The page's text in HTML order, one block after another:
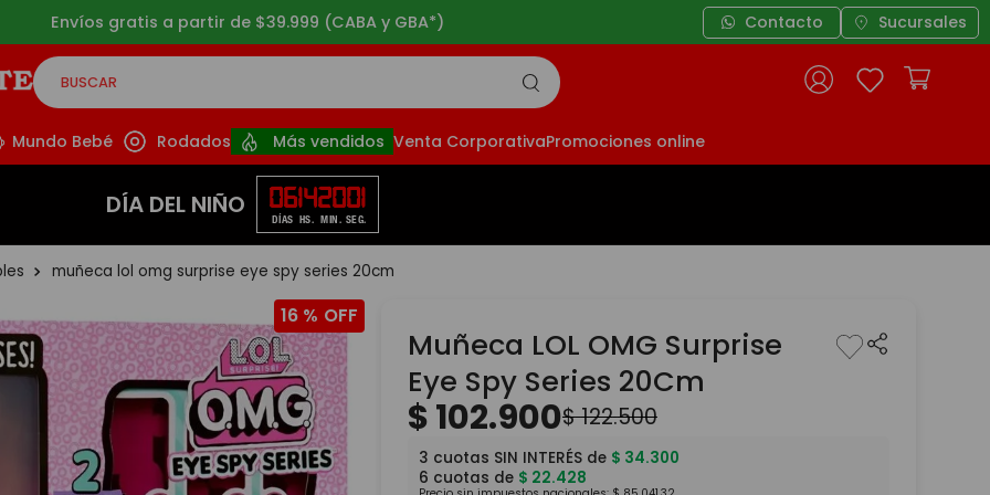
Envíos gratis a partir de $39.999 (CABA y GBA*) Contacto Sucursales
BUSCAR
Mundo Bebé Rodados Más vendidos Venta CorporativaPromociones online
DÍA DEL NIÑO 06
DÍAS
14
HS.
20
MIN.
00
SEG.
muñeca lol omg surprise eye spy series 20cm
16 %
Muñeca LOL OMG Surprise
Eye Spy Series 20Cm
$102.900$122.500
3 cuotas SIN INTERÉS de $ 34.300
6 cuotas de $ 22.428